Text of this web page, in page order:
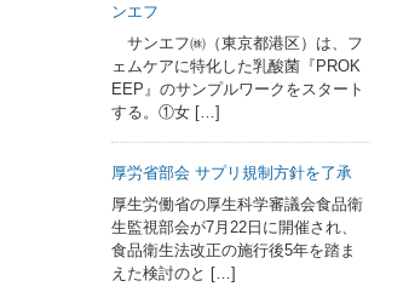
ンエフ
サンエフ㈱（東京都港区）は、フ
ェムケアに特化した乳酸菌『PROK
EEP』のサンプルワークをスタート
する。①女 […]
厚労省部会 サプリ規制方針を了承
厚生労働省の厚生科学審議会食品衛
生監視部会が7月22日に開催され、
食品衛生法改正の施行後5年を踏ま
えた検討のと […]